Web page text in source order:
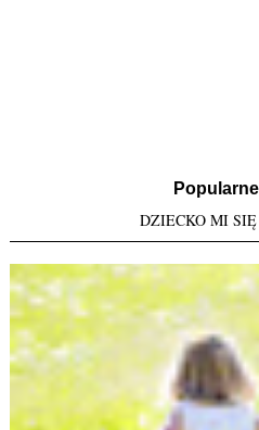
DZIECKO MI